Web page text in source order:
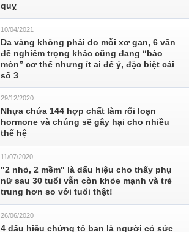
quỵ
10/04/2021
Da vàng không phải do mỗi xơ gan, 6 vấn
đề nghiêm trọng khác cũng đang “bào
mòn” cơ thể nhưng ít ai để ý, đặc biệt cái
số 3
29/12/2020
Nhựa chứa 144 hợp chất làm rối loạn
hormone và chúng sẽ gây hại cho nhiều
thế hệ
11/07/2020
"2 nhỏ, 2 mềm" là dấu hiệu cho thấy phụ
nữ sau 30 tuổi vẫn còn khỏe mạnh và trẻ
trung hơn so với tuổi thật!
26/06/2020
4 dấu hiệu chứng tỏ bạn là người có sức